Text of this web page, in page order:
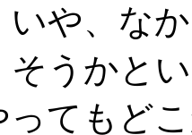
いや、な
そうかと
ってもど